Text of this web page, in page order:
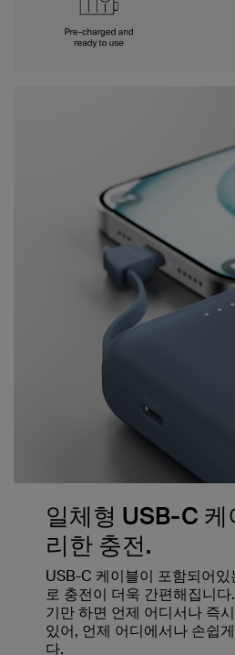
일체형 USB-C 케
리한 충전.
USB-C 케이블이 포함되어
로 충전이 더욱 간편해집니
기만 하면 언제 어디서나 즉
있어, 언제 어디에서나 손쉽
다.